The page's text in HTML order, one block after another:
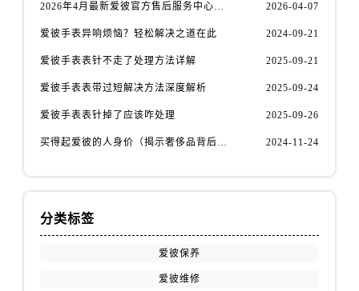
2026年4月最新爱彼官方售后服务中心网点考察报告（新址） 2026-04-07
爱彼手表异响烦恼？轻松解决之道在此 2024-09-21
爱彼手表表针不走了处理方法详解 2025-09-21
爱彼手表表带过短解决方法深度解析 2025-09-24
爱彼手表表针掉了应该咋处理 2025-09-26
买得起爱彼的人身价（揭示奢侈品背后的价值观与消费观） 2024-11-24
分类标签
爱彼保养
爱彼维修